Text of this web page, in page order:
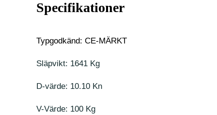
Specifikationer
Typgodkänd: CE-MÄRKT
Släpvikt: 1641 Kg
D-värde: 10.10 Kn
V-Värde: 100 Kg